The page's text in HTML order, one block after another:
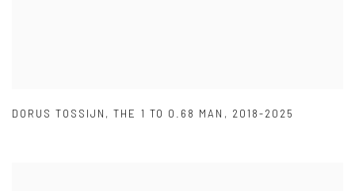
DORUS TOSSIJN ,THE 1 TO 0.68 MAN , 2018-2025